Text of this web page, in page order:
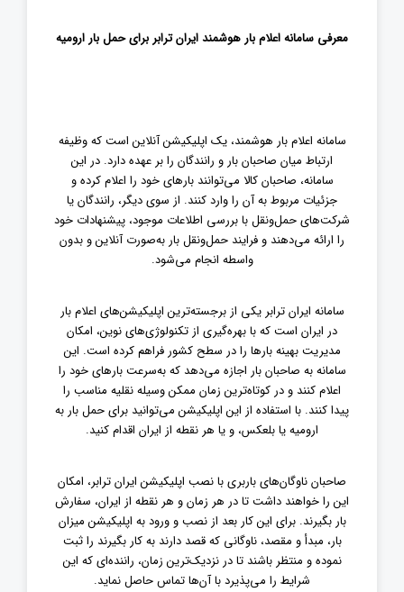
معرفی سامانه اعلام بار هوشمند ایران ترابر برای حمل بار ارومیه
سامانه اعلام بار هوشمند، یک اپلیکیشن آنلاین است که وظیفه
ارتباط میان صاحبان بار و رانندگان را بر عهده دارد. در این
سامانه، صاحبان کالا می‌توانند بارهای خود را اعلام کرده و
جزئیات مربوط به آن را وارد کنند. از سوی دیگر، رانندگان یا
شرکت‌های حمل‌ونقل با بررسی اطلاعات موجود، پیشنهادات خود
را ارائه می‌دهند و فرایند حمل‌ونقل بار به‌صورت آنلاین و بدون
واسطه انجام می‌شود.
سامانه ایران ترابر یکی از برجسته‌ترین اپلیکیشن‌های اعلام بار
در ایران است که با بهره‌گیری از تکنولوژی‌های نوین، امکان
مدیریت بهینه بارها را در سطح کشور فراهم کرده است. این
سامانه به صاحبان بار اجازه می‌دهد که به‌سرعت بارهای خود را
اعلام کنند و در کوتاه‌ترین زمان ممکن وسیله نقلیه مناسب را
پیدا کنند. با استفاده از این اپلیکیشن می‌توانید برای حمل بار به
ارومیه یا بلعکس، و یا هر نقطه از ایران اقدام کنید.
صاحبان ناوگان‌های باربری با نصب اپلیکیشن ایران ترابر، امکان
این را خواهند داشت تا در هر زمان و هر نقطه‌ از ایران، سفارش
بار بگیرند. برای این کار بعد از نصب و ورود به اپلیکیشن میزان
بار، مبدأ و مقصد، ناوگانی که قصد دارند به کار بگیرند را ثبت
نموده و منتظر باشند تا در نزدیک‌ترین زمان، راننده‌ای که این
شرایط را می‌پذیرد با آن‌ها تماس حاصل نماید.